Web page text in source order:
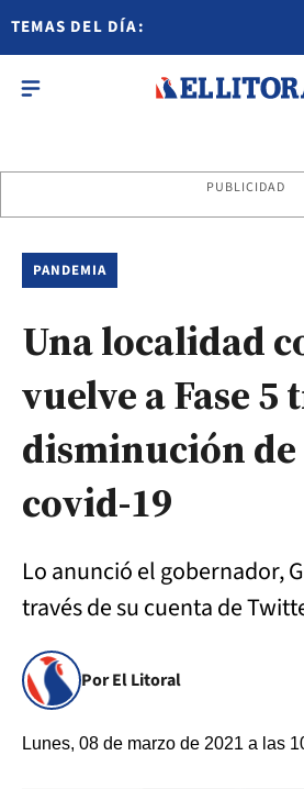
TEMAS DEL DÍA:
PUBLICIDAD
PANDEMIA
Una localidad
vuelve a Fase 5
disminución de
covid-19
Lo anunció el gobernador,
través de su cuenta de
Por El Litoral
Lunes, 08 de marzo de 2021 a las